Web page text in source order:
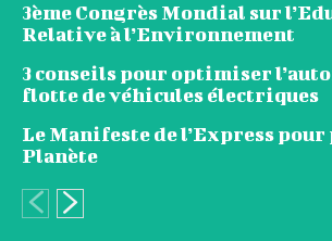
3ème Congrès Mondial sur
Relative à l’Environnement
3 conseils pour optimiser
flotte de véhicules électriques
Le Manifeste de l’Express
Planète